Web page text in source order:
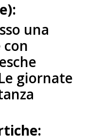
una
giornate